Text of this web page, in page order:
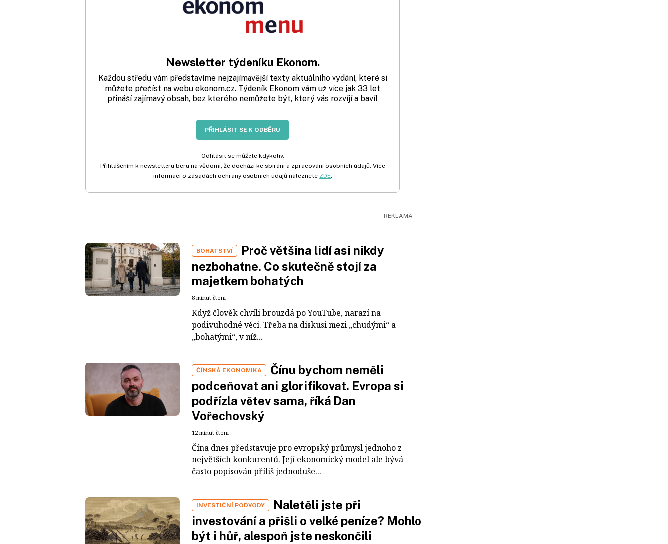
Newsletter týdeníku Ekonom.
Každou středu vám představíme nejzajímavější texty aktuálního vydání, které si
můžete přečíst na webu ekonom.cz. Týdeník Ekonom vám už více jak 33 let
přináší zajímavý obsah, bez kterého nemůžete být, který vás rozvíjí a baví!
PŘIHLÁSIT SE K ODBĚRU
Odhlásit se můžete kdykoliv.
Přihlášením k newsletteru beru na vědomí, že dochází ke sbírání a zpracování osobních údajů. Více
informací o zásadách ochrany osobních údajů naleznete ZDE
BOHATSTVÍ
Proč většina lidí asi nikdy
nezbohatne. Co skutečně stojí za
majetkem bohatých
8 minut čtení
Když člověk chvíli brouzdá po YouTube, narazí na
podivuhodné věci. Třeba na diskusi mezi „chudými“ a
„bohatými“, v níž...
ČÍNSKÁ EKONOMIKA
Čínu bychom neměli
podceňovat ani glorifikovat. Evropa si
podřízla větev sama, říká Dan
Vořechovský
12 minut čtení
Čína dnes představuje pro evropský průmysl jednoho z
největších konkurentů. Její ekonomický model ale bývá
často popisován příliš jednoduše...
INVESTIČNÍ PODVODY
Naletěli jste při
investování a přišli o velké peníze? Mohlo
být i hůř, alespoň jste neskončili